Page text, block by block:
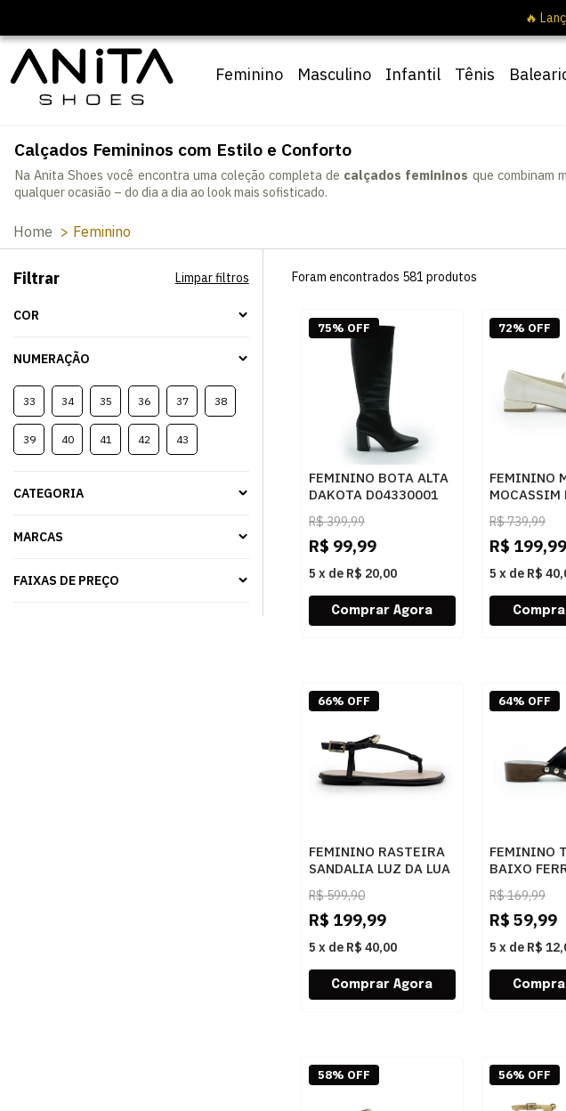
Feminino Masculino Infantil Tênis
🔖 10%
Calçados Femininos com Estilo e Conforto
Na Anita Shoes você encontra uma coleção completa de calçados femininos que combinam
qualquer ocasião – do dia a dia ao look mais sofisticado.
Home Feminino
Filtrar Limpar filtros
COR
NUMERAÇÃO
33 34 35 36 37 38
39 40 41 42 43
CATEGORIA
MARCAS
FAIXAS DE PREÇO
Foram encontrados 581 produtos
FEMININO BOTA ALTA
DAKOTA D04330001
PRETO
R$399,99
R$ 99,99
5 x de R$ 20,00
75% OFF
FEMININO
MOCASSIM
BAHIA
BOLONHA
R$739,99
R$ 199,99
5 x de R$
72% OFF
FEMININO RASTEIRA
SANDALIA LUZ DA LUA
PRETO
R$599,90
R$ 199,99
5 x de R$ 40,00
66% OFF
FEMININO
BAIXO
R$169,99
R$ 59,99
5 x de R$
64% OFF
58% OFF 56% OFF